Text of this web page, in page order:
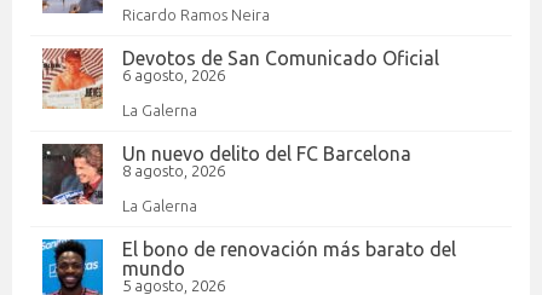
Ricardo Ramos Neira
Devotos de San Comunicado Oficial
6 agosto, 2026
La Galerna
Un nuevo delito del FC Barcelona
8 agosto, 2026
La Galerna
El bono de renovación más barato del
mundo
5 agosto, 2026